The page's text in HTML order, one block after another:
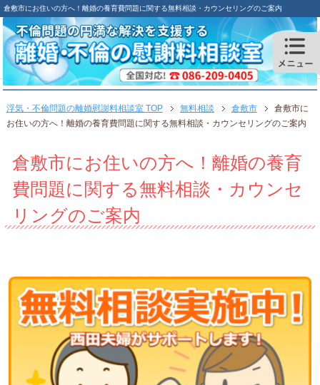
倉敷市にお住いの方へ！離婚の養育費問題に関する無料相談・カウンセリングのご案内
浮気・不倫問題の離婚慰謝料相談室 TOP 無料相談 倉敷市
倉敷市に
お住いの方へ！離婚の養育費問題に関する無料相談・カウンセリングのご案内
倉敷市にお住いの方へ！離婚の養育
費問題に関する無料相談・カウンセ
リングのご案内